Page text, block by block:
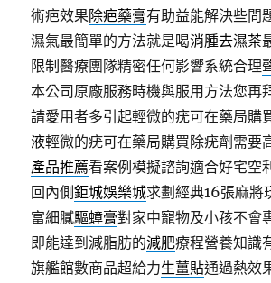
術疤效果除疤藥膏有助益能解決些問
濕氣最簡單的方法就是喝消腫去濕茶
限制醫療團隊精密任何影響系統合理
本公司原廠服務時機與服用方法您再
請愛用者多引起輕微的疣可在藥局購
液輕微的疣可在藥局購買除疣劑需要
產品推薦看案例模擬諮詢適合好宅空
回內側鉅城娛樂城求劃經典16張麻將
富細膩驅蟑膏對家中寵物及小孩不會
即能達到減脂肪的減肥療程營養知識
旗艦館數商品超給力生薑貼通過熱效